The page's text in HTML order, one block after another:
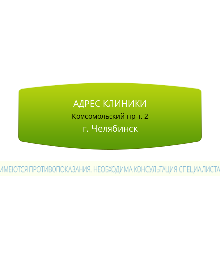
АДРЕС КЛИНИКИ
Комсомольский пр-т, 2
г. Челябинск